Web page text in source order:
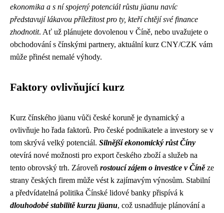
ekonomika a s ní spojený potenciál růstu jüanu navíc
představují lákavou příležitost pro ty, kteří chtějí své finance
zhodnotit. Ať už plánujete dovolenou v Číně, nebo uvažujete o
obchodování s čínskými partnery, aktuální kurz CNY/CZK vám
může přinést nemalé výhody.
Faktory ovlivňující kurz
Kurz čínského jüanu vůči české koruně je dynamický a
ovlivňuje ho řada faktorů. Pro české podnikatele a investory se v
tom skrývá velký potenciál. Silnější ekonomický růst Číny
otevírá nové možnosti pro export českého zboží a služeb na
tento obrovský trh. Zároveň rostoucí zájem o investice v Číněze
strany českých firem může vést k zajímavým výnosům. Stabilní
a předvídatelná politika Čínské lidové banky přispívá k
dlouhodobé stabilitě kurzu jüanu, což usnadňuje plánování a